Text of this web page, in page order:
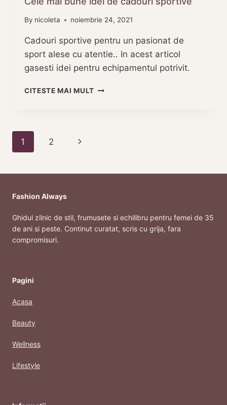
By nicoleta noiembrie 24, 2021
Cadouri sportive pentru un pasionat de
sport alese cu atentie.. In acest articol
gasesti idei pentru echipamentul potrivit.
CITESTE MAI MULTCELE
Page
1 2
Next
Fashion Always
Ghidul zilnic de stil, frumusete si echilibru pentru femei de 35
de ani si peste. Continut curatat, scris cu grija, fara
compromisuri.
Pagini
Acasa
Beauty
Wellness
Lifestyle